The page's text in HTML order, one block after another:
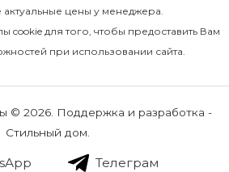
актуальные цены у менеджера.
cookie для того, чтобы предоставить Вам
при использовании сайта.
© 2026. Поддержка и разработка -
Стильный дом.
Телеграм